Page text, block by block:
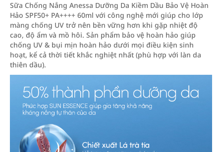
Sữa Chống Nắng Anessa Dưỡng Da Kiềm Dầu Bảo Vệ Hoàn
Hảo SPF50+ PA++++ 60ml với công nghệ mới giúp cho lớp
màng chống UV trở nên bền vững hơn khi gặp nhiệt độ
cao, độ ẩm và mồ hôi. Sản phẩm bảo vệ hoàn hảo giúp
chống UV & bụi mịn hoàn hảo dưới mọi điều kiện sinh
hoạt, kể cả thời tiết khắc nghiệt nhất (phù hợp với làn da
thiên dầu).